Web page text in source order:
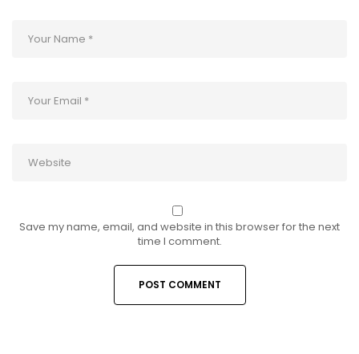
Save my name, email, and website in this browser for the next
time I comment.